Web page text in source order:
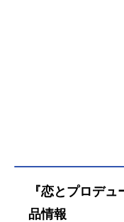
『恋とプロデ
品情報